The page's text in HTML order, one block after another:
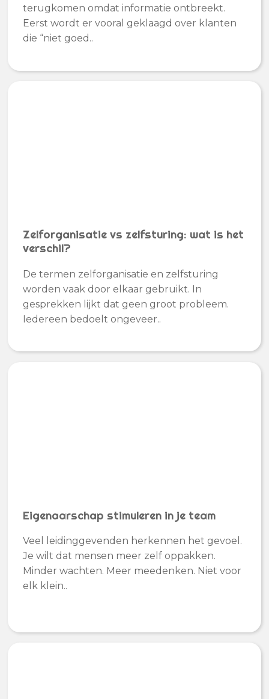
terugkomen omdat informatie ontbreekt.
Eerst wordt er vooral geklaagd over klanten
die “niet goed..
Zelforganisatie vs zelfsturing: wat is het
verschil?
De termen zelforganisatie en zelfsturing
worden vaak door elkaar gebruikt. In
gesprekken lijkt dat geen groot probleem.
Iedereen bedoelt ongeveer..
Eigenaarschap stimuleren in je team
Veel leidinggevenden herkennen het gevoel.
Je wilt dat mensen meer zelf oppakken.
Minder wachten. Meer meedenken. Niet voor
elk klein..